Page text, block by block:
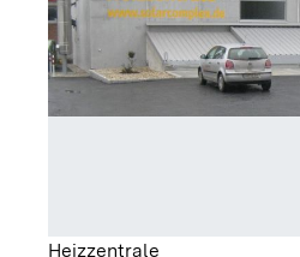
Heizzentrale